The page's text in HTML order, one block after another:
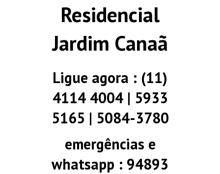
Residencial
Jardim Canaã
Ligue agora : (11)
4114 4004 | 5933
5165 | 5084-3780
emergências e
whatsapp : 94893